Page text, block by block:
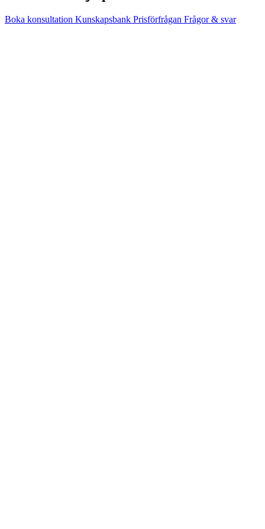
Boka konsultation Kunskapsbank Prisförfrågan Frågor & svar